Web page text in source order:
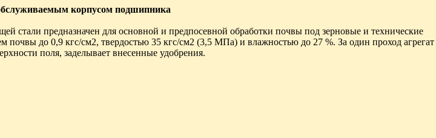
корпусом подшипника
предназначен для основной и предпосевной обработки почвы под зерновые и технические
до 0,9 кгс/см2, твердостью 35 кгс/см2 (3,5 МПа) и влажностью до 27 %. За один проход агрегат
поля, заделывает внесенные удобрения.